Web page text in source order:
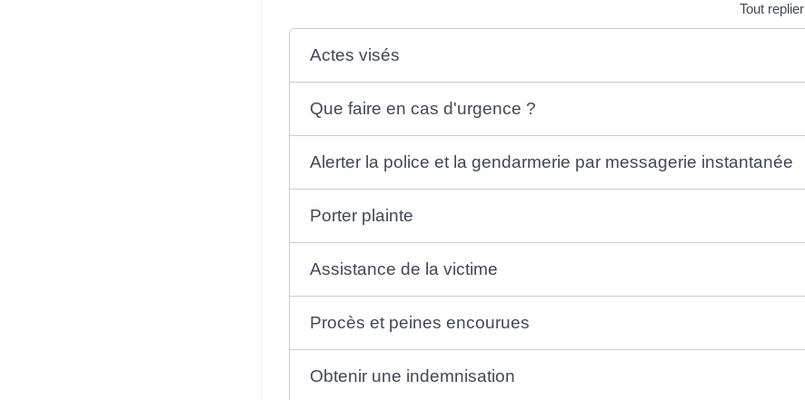
Tout replier
Actes visés
Que faire en cas d'urgence ?
Alerter la police et la gendarmerie par messagerie instantanée
Porter plainte
Assistance de la victime
Procès et peines encourues
Obtenir une indemnisation